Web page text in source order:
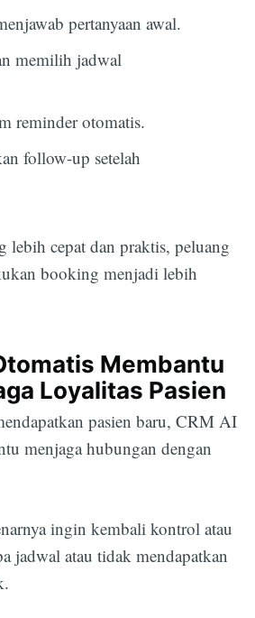
pertanyaan awal.
memilih jadwal
reminder otomatis.
follow-up setelah
lebih cepat dan praktis, peluang
booking menjadi lebih
Membantu
Loyalitas Pasien
pasien baru, CRM AI
menjaga hubungan dengan
ingin kembali kontrol atau
jadwal atau tidak mendapatkan